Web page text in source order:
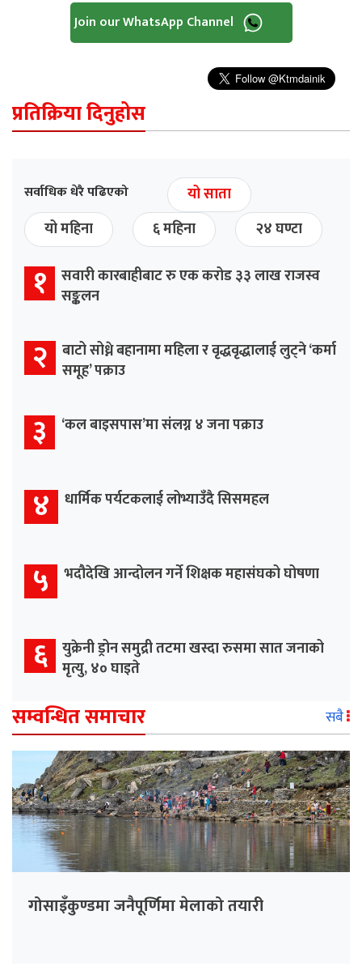
Join our WhatsApp Channel
प्रतिक्रिया दिनुहोस
सर्वाधिक धेरै पढिएको
यो साता
यो महिना
६ महिना २४ घण्टा
१ सवारी कारबाहीबाट रु एक करोड ३३ लाख राजस्व
सङ्कलन
२ बाटो सोध्ने बहानामा महिला र वृद्धवृद्धालाई लुट्ने ‘कर्मा
समूह’ पक्राउ
३ ‘कल बाइसपास’मा संलग्न ४ जना पक्राउ
४ धार्मिक पर्यटकलाई लोभ्याउँदै सिसमहल
५ भदौदेखि आन्दोलन गर्ने शिक्षक महासंघको घोषणा
६ युक्रेनी ड्रोन समुद्री तटमा खस्दा रुसमा सात जनाको
मृत्यु, ४० घाइते
सम्वन्धित समाचार सबै
गोसाइँकुण्डमा जनैपूर्णिमा मेलाको तयारी